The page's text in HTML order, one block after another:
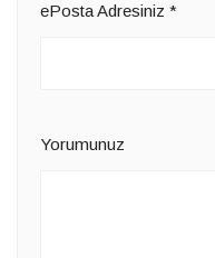
ePosta Adresiniz *
Yorumunuz